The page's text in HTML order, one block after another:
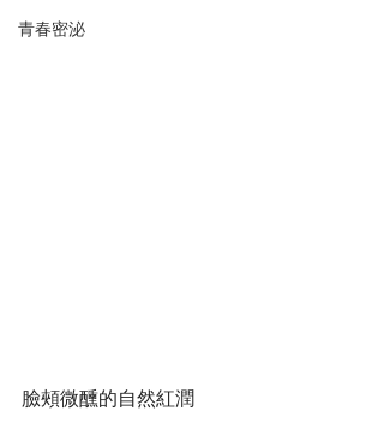
青春密泌
臉頰微醺的自然紅潤